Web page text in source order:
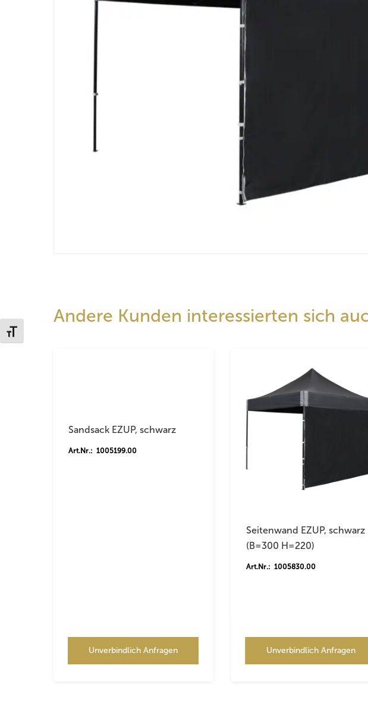
Schrift vergrößern
Andere Kunden interessierten sich
Sandsack EZUP, schwarz
Art.Nr.: 1005199.00
Unverbindlich Anfragen
Seitenwand EZUP, schwarz
(B=300 H=220)
Art.Nr.: 1005830.00
Unverbindlich Anfragen